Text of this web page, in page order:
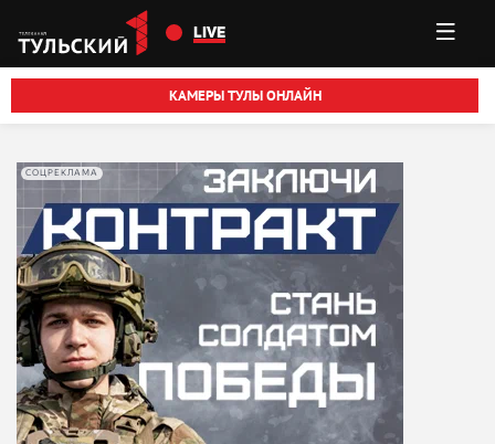
Перейти к основному содержанию
LIVE
КАМЕРЫ ТУЛЫ ОНЛАЙН
СОЦРЕКЛАМА